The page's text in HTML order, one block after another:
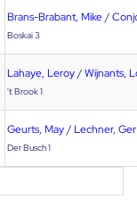
Brans-Brabant, Mike/
Boskai 3
Lahaye, Leroy/Wijnants,
't Brook 1
Geurts, May/ Lechner, Ger
Der Busch 1